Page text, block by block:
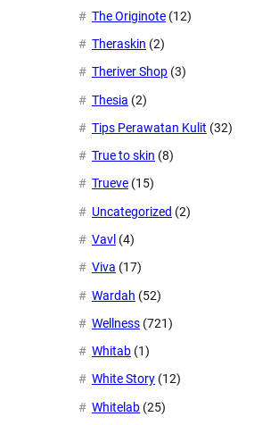
The Originote (12)
Theraskin (2)
Theriver Shop (3)
Thesia (2)
Tips Perawatan Kulit (32)
True to skin (8)
Trueve (15)
Uncategorized (2)
Vavl (4)
Viva (17)
Wardah (52)
Wellness (721)
Whitab (1)
White Story (12)
Whitelab (25)